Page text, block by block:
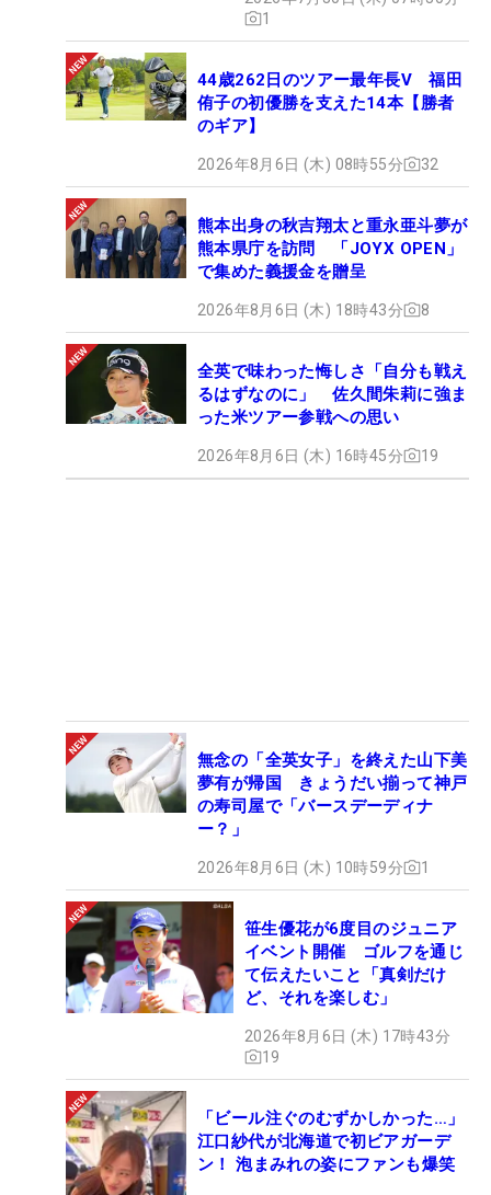
1
44歳262日のツアー最年長V 福田
侑子の初優勝を支えた14本【勝者
のギア】
2026年8月6日 (木) 08時55分 32
熊本出身の秋吉翔太と重永亜斗夢が
熊本県庁を訪問 「JOYX OPEN」
で集めた義援金を贈呈
2026年8月6日 (木) 18時43分 8
全英で味わった悔しさ「自分も戦え
るはずなのに」 佐久間朱莉に強ま
った米ツアー参戦への思い
2026年8月6日 (木) 16時45分 19
無念の「全英女子」を終えた山下美
夢有が帰国 きょうだい揃って神戸
の寿司屋で「バースデーディナ
ー？」
2026年8月6日 (木) 10時59分 1
笹生優花が6度目のジュニア
イベント開催 ゴルフを通じ
て伝えたいこと「真剣だけ
ど、それを楽しむ」
2026年8月6日 (木) 17時43分
19
「ビール注ぐのむずかしかった…」
江口紗代が北海道で初ビアガーデ
ン！ 泡まみれの姿にファンも爆笑